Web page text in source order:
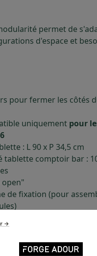
permet de
d'espace et
pour fermer les côtés
uniquement pour
: L 90 x P 34,5 cm
tablette comptoir bar :
de fixation (pour
→